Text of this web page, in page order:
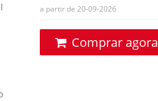
a partir de 20-09-2026
Comprar agora